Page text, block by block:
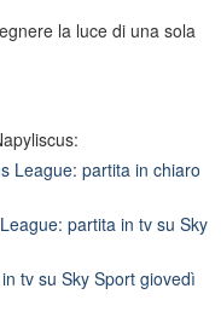
la luce di una sola
League: partita in chiaro
partita in tv su Sky
tv su Sky Sport giovedì